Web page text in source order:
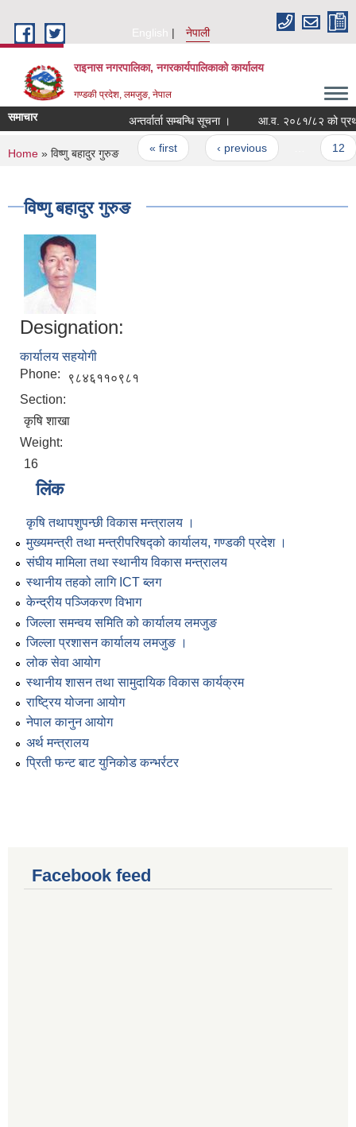
English
नेपाली
राइनास नगरपालिका, नगरकार्यपालिकाको कार्यालय
गण्डकी प्रदेश, लमजुङ, नेपाल
समाचार अन्तर्वार्ता सम्बन्धि सूचना ।
Pages
« first ‹ previous 12
You are here
Home » विष्णु बहादुर गुरुङ
विष्णु बहादुर गुरुङ
Designation:
कार्यालय सहयोगी
Phone:
९८४६११०९८१
Section:
कृषि शाखा
Weight:
16
लिंक
कृषि तथापशुपन्छी विकास मन्त्रालय ।
मुख्यमन्त्री तथा मन्त्रीपरिषद्को कार्यालय, गण्डकी प्रदेश ।
संघीय मामिला तथा स्थानीय विकास मन्त्रालय
स्थानीय तहको लागि ICT ब्लग
केन्द्रीय पञ्जिकरण विभाग
जिल्ला समन्वय समिति को कार्यालय लमजुङ
जिल्ला प्रशासन कार्यालय लमजुङ ।
लोक सेवा आयोग
स्थानीय शासन तथा सामुदायिक विकास कार्यक्रम
राष्ट्रिय योजना आयोग
नेपाल कानुन आयोग
अर्थ मन्त्रालय
प्रिती फन्ट बाट युनिकोड कन्भर्रटर
Facebook feed